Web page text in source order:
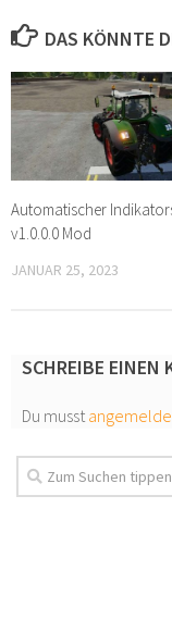
DAS KÖNNTE
Automatischer
v1.0.0.0 Mod
JANUAR 25, 2023
SCHREIBE EINEN
Du musst